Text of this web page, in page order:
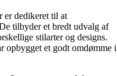
er dedikeret til at
tilbyder et bredt udvalg af
stilarter og designs.
opbygget et godt omdømme i